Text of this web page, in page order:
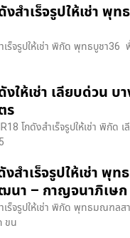
งสำเร็จรูปให้เช่า พุ
เร็จรูปให้เช่า พิกัด พุทธบูชา36
งให้เช่า เลียบด่วน บ
ร
โกดังสำเร็จรูปให้เช่า พิกัด
งสำเร็จรูปให้เช่า พุ
นา – กาญจนาภิเษก
เร็จรูปให้เช่า พิกัด พุทธมณฑล
ขน